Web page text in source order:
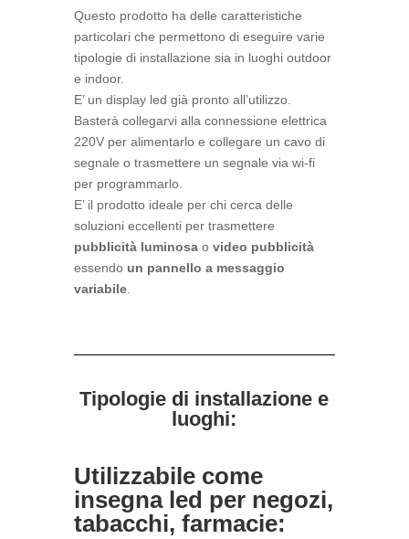
Questo prodotto ha delle caratteristiche
particolari che permettono di eseguire varie
tipologie di installazione sia in luoghi outdoor
e indoor.
E’ un display led già pronto all’utilizzo.
Basterà collegarvi alla connessione elettrica
220V per alimentarlo e collegare un cavo di
segnale o trasmettere un segnale via wi-fi
per programmarlo.
E’ il prodotto ideale per chi cerca delle
soluzioni eccellenti per trasmettere
pubblicità luminosao video pubblicità
essendo un pannello a messaggio
variabile.
Tipologie di installazione e
luoghi:
Utilizzabile come
insegna led per negozi,
tabacchi, farmacie: